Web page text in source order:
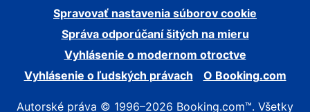
Spravovať nastavenia súborov cookie
Správa odporúčaní šitých na mieru
Vyhlásenie o modernom otroctve
Vyhlásenie o ľudských právach
O Booking.com
Autorské práva © 1996–2026 Booking.com™. Všetky